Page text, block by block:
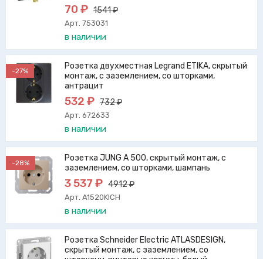
70 ₽ 1541 ₽
Арт. 753031
в наличии
-27%
Розетка двухместная Legrand ETIKA, скрытый
монтаж, с заземлением, со шторками,
антрацит
532 ₽ 732 ₽
Арт. 672633
в наличии
-28%
Розетка JUNG A 500, скрытый монтаж, с
заземлением, со шторками, шампань
3 537 ₽ 4912 ₽
Арт. A1520KICH
в наличии
Розетка Schneider Electric ATLASDESIGN,
скрытый монтаж, с заземлением, со